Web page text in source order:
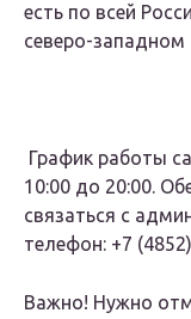
есть по всей
северо-западном
График работы
10:00 до 20:00.
связаться с
телефон: +7
Важно! Нужно